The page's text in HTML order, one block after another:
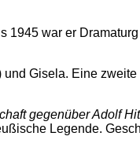
1945 war er
Gisela. Eine
gegenüber Adolf
Legende.